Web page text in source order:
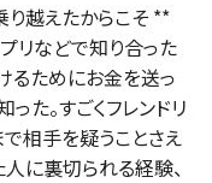
越えたからこそ **
リなどで知り合った
るためにお金を送っ
た。すごくフレンドリ
相手を疑うことさえ
に裏切られる経験、